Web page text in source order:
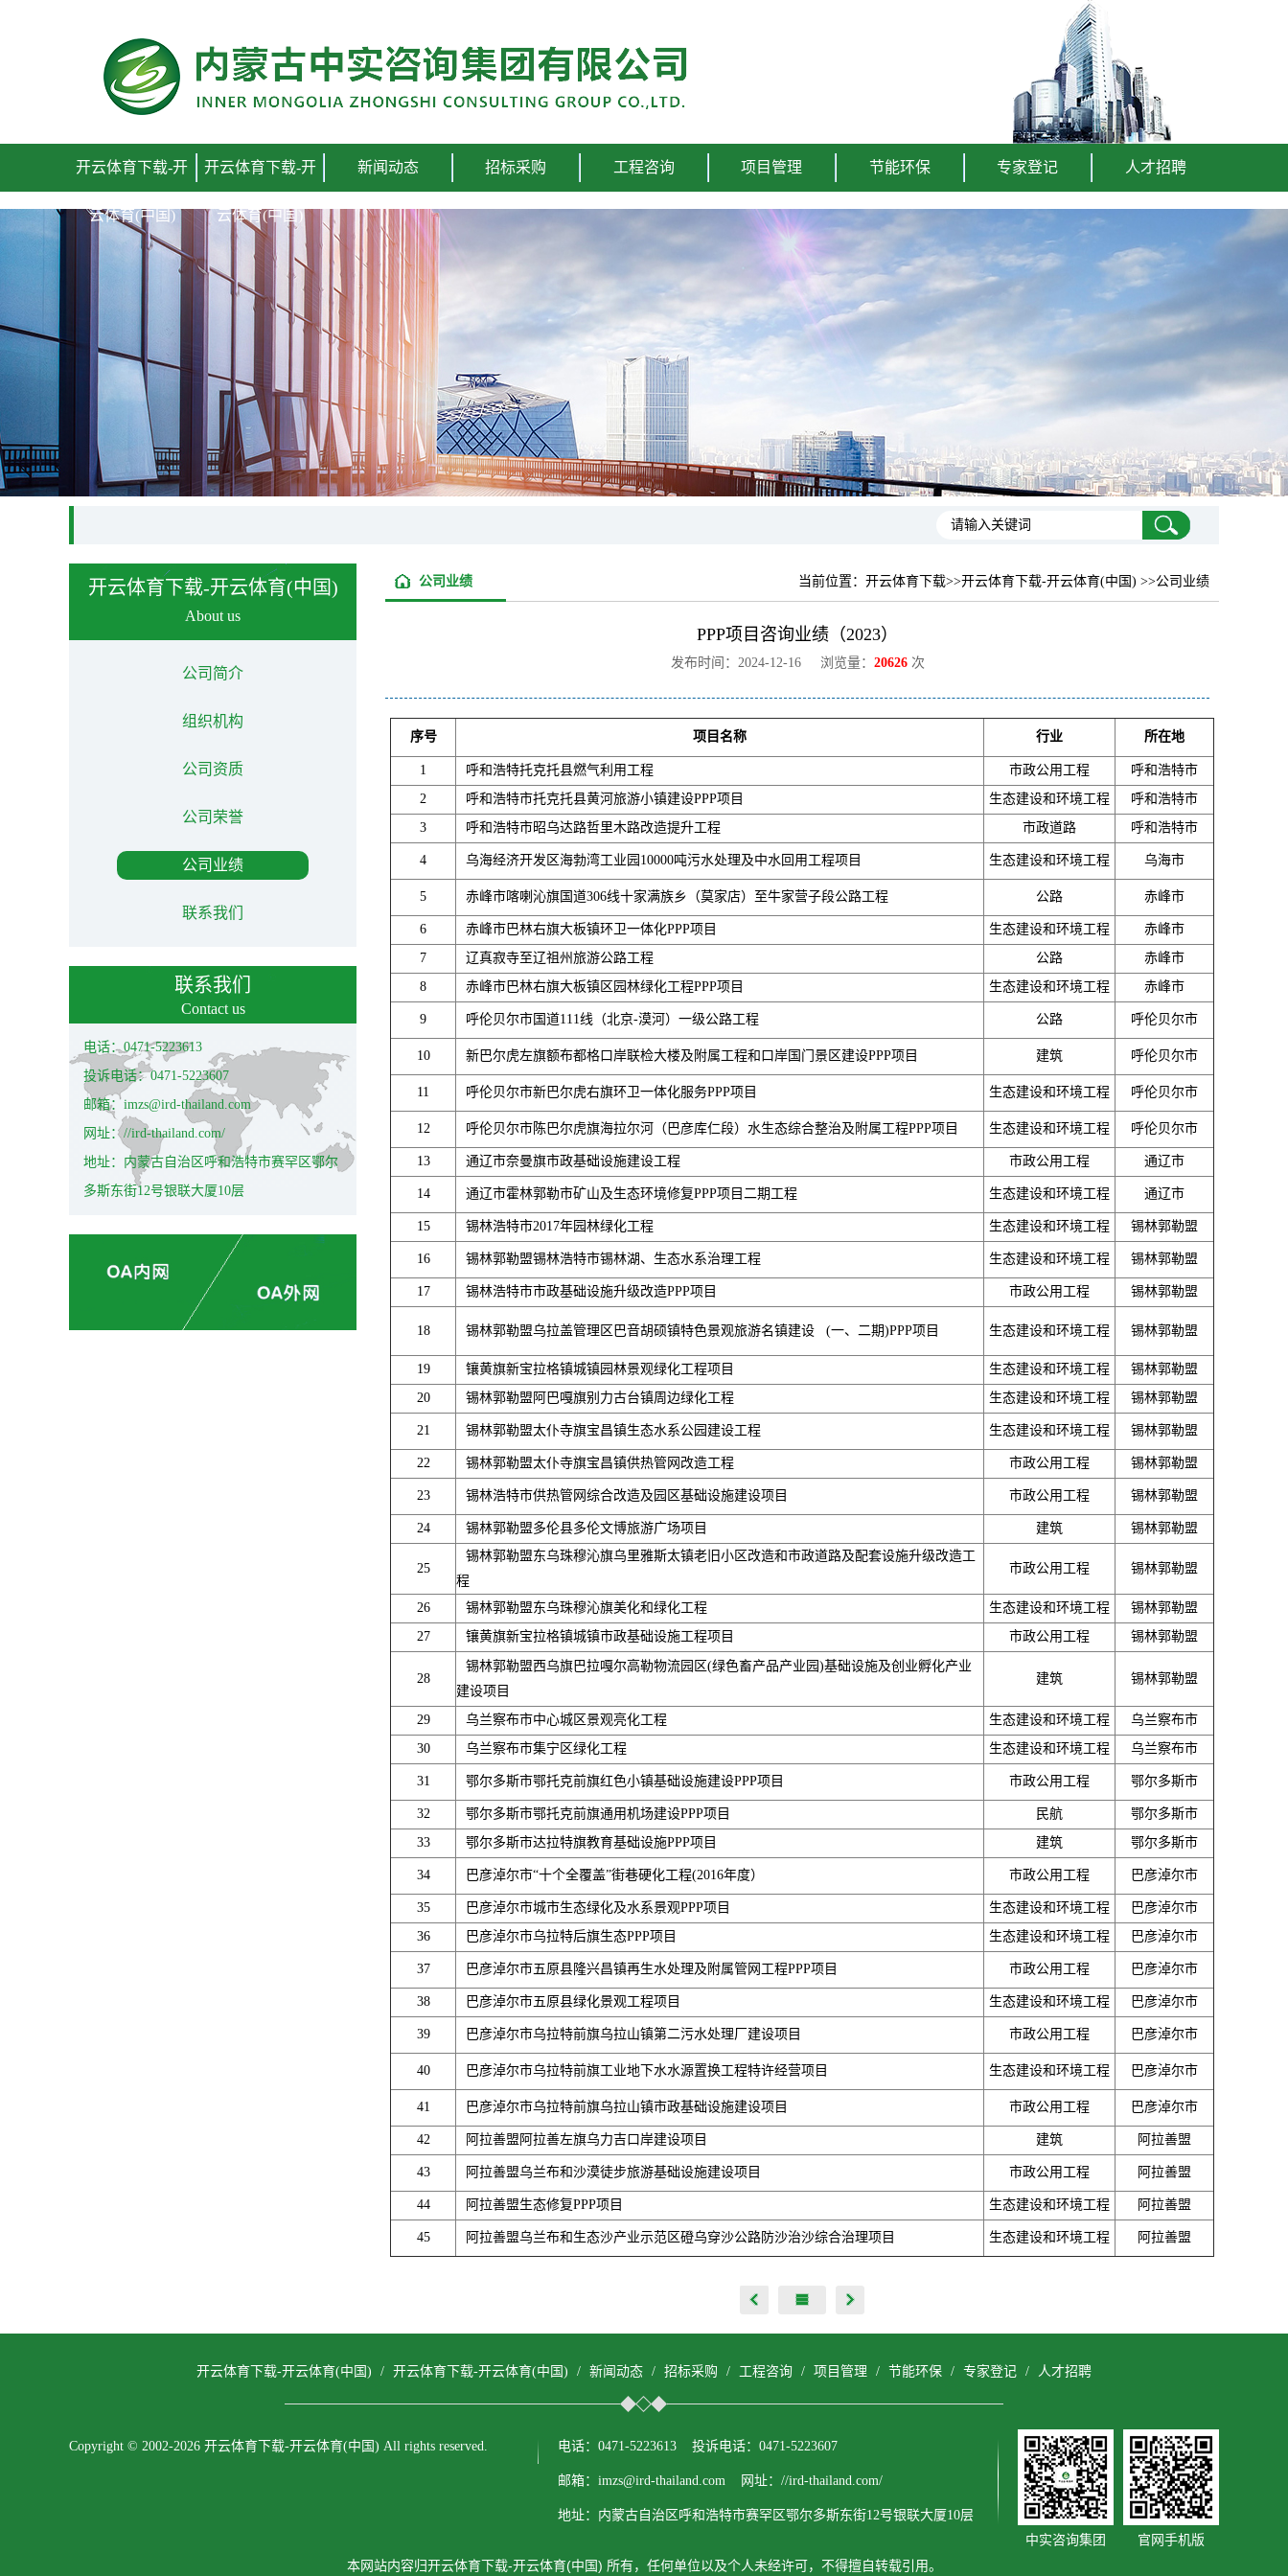
开云体育下载-开
云体育(中国)
开云体育下载-开
云体育(中国)
新闻动态 招标采购 工程咨询 项目管理 节能环保 专家登记 人才招聘
开云体育下载-开云体育(中国)
About us
公司简介
组织机构
公司资质
公司荣誉
公司业绩
联系我们
联系我们
Contact us
电话：0471-5223613
投诉电话：0471-5223607
邮箱：imzs@ird-thailand.com
网址：//ird-thailand.com/
地址：内蒙古自治区呼和浩特市赛罕区鄂尔
多斯东街12号银联大厦10层
当前位置： 开云体育下载>>开云体育下载-开云体育(中国) >>公司业绩
公司业绩
PPP项目咨询业绩（2023）
发布时间：2024-12-16 浏览量： 20626次
序号 项目名称 行业 所在地
1 呼和浩特托克托县燃气利用工程 市政公用工程
呼和浩特市
2
呼和浩特市托克托县黄河旅游小镇建设PPP项目 生态建设和环境工程
呼和浩特市
3
呼和浩特市昭乌达路哲里木路改造提升工程 市政道路 呼和浩特市
4 乌海经济开发区海勃湾工业园10000吨污水处理及中水回用工程项目 生态建设和环境工程 乌海市
5 赤峰市喀喇沁旗国道306线十家满族乡（莫家店）至牛家营子段公路工程 公路 赤峰市
6 赤峰市巴林右旗大板镇环卫一体化PPP项目 生态建设和环境工程
赤峰市
7
辽真寂寺至辽祖州旅游公路工程 公路
赤峰市
8
赤峰市巴林右旗大板镇区园林绿化工程PPP项目 生态建设和环境工程 赤峰市
9 呼伦贝尔市国道111线（北京-漠河）一级公路工程 公路 呼伦贝尔市
10 新巴尔虎左旗额布都格口岸联检大楼及附属工程和口岸国门景区建设PPP项目 建筑 呼伦贝尔市
11 呼伦贝尔市新巴尔虎右旗环卫一体化服务PPP项目 生态建设和环境工程 呼伦贝尔市
12 呼伦贝尔市陈巴尔虎旗海拉尔河（巴彦库仁段）水生态综合整治及附属工程PPP项目 生态建设和环境工程 呼伦贝尔市
13 通辽市奈曼旗市政基础设施建设工程 市政公用工程 通辽市
14 通辽市霍林郭勒市矿山及生态环境修复PPP项目二期工程 生态建设和环境工程 通辽市
15 锡林浩特市2017年园林绿化工程 生态建设和环境工程 锡林郭勒盟
16 锡林郭勒盟锡林浩特市锡林湖、生态水系治理工程 生态建设和环境工程 锡林郭勒盟
17 锡林浩特市市政基础设施升级改造PPP项目 市政公用工程 锡林郭勒盟
18 锡林郭勒盟乌拉盖管理区巴音胡硕镇特色景观旅游名镇建设 (一、二期)PPP项目 生态建设和环境工程 锡林郭勒盟
19 镶黄旗新宝拉格镇城镇园林景观绿化工程项目 生态建设和环境工程
锡林郭勒盟
20
锡林郭勒盟阿巴嘎旗别力古台镇周边绿化工程 生态建设和环境工程 锡林郭勒盟
21 锡林郭勒盟太仆寺旗宝昌镇生态水系公园建设工程 生态建设和环境工程 锡林郭勒盟
22 锡林郭勒盟太仆寺旗宝昌镇供热管网改造工程 市政公用工程 锡林郭勒盟
23 锡林浩特市供热管网综合改造及园区基础设施建设项目 市政公用工程 锡林郭勒盟
24 锡林郭勒盟多伦县多伦文博旅游广场项目 建筑 锡林郭勒盟
25
锡林郭勒盟东乌珠穆沁旗乌里雅斯太镇老旧小区改造和市政道路及配套设施升级改造工
程
市政公用工程 锡林郭勒盟
26 锡林郭勒盟东乌珠穆沁旗美化和绿化工程 生态建设和环境工程
锡林郭勒盟
27
镶黄旗新宝拉格镇城镇市政基础设施工程项目 市政公用工程 锡林郭勒盟
28
锡林郭勒盟西乌旗巴拉嘎尔高勒物流园区(绿色畜产品产业园)基础设施及创业孵化产业
建设项目
建筑 锡林郭勒盟
29 乌兰察布市中心城区景观亮化工程 生态建设和环境工程
乌兰察布市
30
乌兰察布市集宁区绿化工程 生态建设和环境工程 乌兰察布市
31 鄂尔多斯市鄂托克前旗红色小镇基础设施建设PPP项目 市政公用工程 鄂尔多斯市
32 鄂尔多斯市鄂托克前旗通用机场建设PPP项目 民航
鄂尔多斯市
33
鄂尔多斯市达拉特旗教育基础设施PPP项目 建筑 鄂尔多斯市
34 巴彦淖尔市“十个全覆盖”街巷硬化工程(2016年度） 市政公用工程 巴彦淖尔市
35 巴彦淖尔市城市生态绿化及水系景观PPP项目 生态建设和环境工程
巴彦淖尔市
36
巴彦淖尔市乌拉特后旗生态PPP项目 生态建设和环境工程 巴彦淖尔市
37 巴彦淖尔市五原县隆兴昌镇再生水处理及附属管网工程PPP项目 市政公用工程 巴彦淖尔市
38 巴彦淖尔市五原县绿化景观工程项目 生态建设和环境工程 巴彦淖尔市
39 巴彦淖尔市乌拉特前旗乌拉山镇第二污水处理厂建设项目 市政公用工程 巴彦淖尔市
40 巴彦淖尔市乌拉特前旗工业地下水水源置换工程特许经营项目 生态建设和环境工程 巴彦淖尔市
41 巴彦淖尔市乌拉特前旗乌拉山镇市政基础设施建设项目 市政公用工程 巴彦淖尔市
42 阿拉善盟阿拉善左旗乌力吉口岸建设项目 建筑 阿拉善盟
43 阿拉善盟乌兰布和沙漠徒步旅游基础设施建设项目 市政公用工程 阿拉善盟
44 阿拉善盟生态修复PPP项目 生态建设和环境工程 阿拉善盟
45 阿拉善盟乌兰布和生态沙产业示范区磴乌穿沙公路防沙治沙综合治理项目 生态建设和环境工程 阿拉善盟
开云体育下载-开云体育(中国) / 开云体育下载-开云体育(中国) / 新闻动态 / 招标采购 / 工程咨询 / 项目管理 / 节能环保 / 专家登记 / 人才招聘
Copyright © 2002-2026 开云体育下载-开云体育(中国) All rights reserved. 电话：0471-5223613 投诉电话：0471-5223607
邮箱：imzs@ird-thailand.com 网址：//ird-thailand.com/
地址：内蒙古自治区呼和浩特市赛罕区鄂尔多斯东街12号银联大厦10层
中实咨询集团
官网手机版
本网站内容归开云体育下载-开云体育(中国) 所有，任何单位以及个人未经许可，不得擅自转载引用。